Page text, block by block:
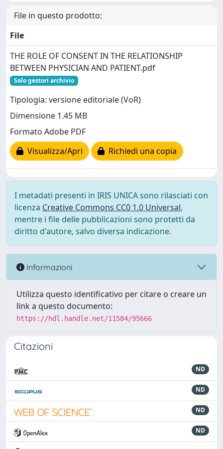
File in questo prodotto:
File
THE ROLE OF CONSENT IN THE RELATIONSHIP
BETWEEN PHYSICIAN AND PATIENT.pdf
Solo gestori archivio
Tipologia: versione editoriale (VoR)
Dimensione 1.45 MB
Formato Adobe PDF
Visualizza/Apri
Richiedi una copia
I metadati presenti in IRIS UNICA sono rilasciati con
licenza Creative Commons CC0 1.0 Universal,
mentre i file delle pubblicazioni sono protetti da
diritto d'autore, salvo diversa indicazione.
Informazioni
Utilizza questo identificativo per citare o creare un
link a questo documento:
https://hdl.handle.net/11584/95666
Citazioni
ND
ND
ND
ND